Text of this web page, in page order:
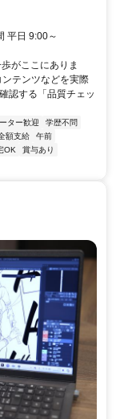
平日 9:00～
がここにありま
テンツなどを実際
認する「品質チェッ
ター歓迎
学歴不問
額支給
午前
OK
賞与あり